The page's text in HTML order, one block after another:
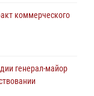
почтили
задержаны
коммерческого
генерал-майор